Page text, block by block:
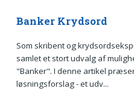
Banker Krydsord
Som skribent og
samlet et stort udvalg af
"Banker". I denne artikel
løsningsforslag - et udv...